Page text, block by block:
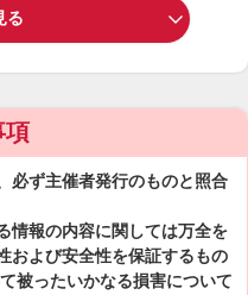
る
項
必ず主催者発行のものと照合
情報の内容に関しては万全を
および安全性を保証するもの
被ったいかなる損害について